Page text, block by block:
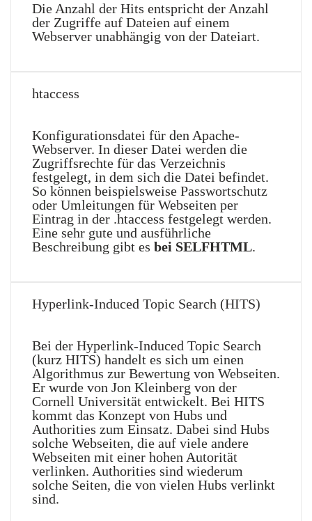
Die Anzahl der Hits entspricht der Anzahl
der Zugriffe auf Dateien auf einem
Webserver unabhängig von der Dateiart.
htaccess
Konfigurationsdatei für den Apache-
Webserver. In dieser Datei werden die
Zugriffsrechte für das Verzeichnis
festgelegt, in dem sich die Datei befindet.
So können beispielsweise Passwortschutz
oder Umleitungen für Webseiten per
Eintrag in der .htaccess festgelegt werden.
Eine sehr gute und ausführliche
Beschreibung gibt es bei SELFHTML.
Hyperlink-Induced Topic Search (HITS)
Bei der Hyperlink-Induced Topic Search
(kurz HITS) handelt es sich um einen
Algorithmus zur Bewertung von Webseiten.
Er wurde von Jon Kleinberg von der
Cornell Universität entwickelt. Bei HITS
kommt das Konzept von Hubs und
Authorities zum Einsatz. Dabei sind Hubs
solche Webseiten, die auf viele andere
Webseiten mit einer hohen Autorität
verlinken. Authorities sind wiederum
solche Seiten, die von vielen Hubs verlinkt
sind.